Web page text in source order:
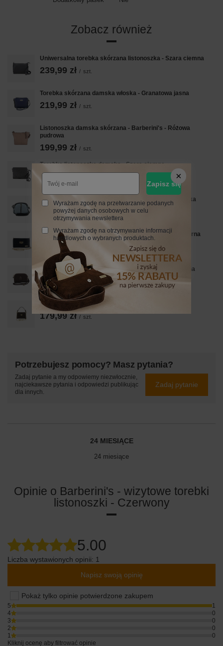
Zobacz również
Uniwersalna torebka skórzana listonoszka - Szara ciemna
239,99 zł / szt.
Torebka skórzana damska włoska - Granatowa jasna
219,99 zł / szt.
Listonoszka damska skórzana - Barberini's - Różowa
pudrowa
199,99 zł / szt.
Torebka listonoszka damska - Szara ciemna
259,99 zł
Listonoszka damska skórzana - Barberini's - Niebieska
169,99 zł / szt.
Zamszowa kopertówka na łańcuszku Barberinis - Czarna
149,99 zł
Mała torebka zamszowa wieczorowa - Brązowa ciemna
179,99 zł szt.
Zamszowa torebka wizytowa - Brązowa ciemna
179,99 zł / szt.
Potrzebujesz pomocy? Masz pytania?
Zadaj pytanie a my odpowiemy niezwłocznie,
najciekawsze pytania i odpowiedzi publikując
dla innych.
Zadaj pytanie
24 MIESIĄCE
24 miesiące
Opinie o Barberini's - wizytowe torebki
listonoszki - Czerwony
5.00
Liczba wystawionych opinii: 1
Napisz swoją opinię
Pokaż tylko opinie potwierdzone zakupem
5
1
4
0
3
0
2
0
1
0
Kliknij ocenę aby filtrować opinie
Zapisz się
Wyrażam zgodę na przetwarzanie podanych
powyżej danych osobowych w celu
otrzymywania newslettera
Wyrażam zgodę na otrzymywanie informacji
handlowych o wybranych produktach.